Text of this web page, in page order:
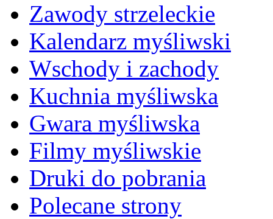
Zawody strzeleckie
Kalendarz myśliwski
Wschody i zachody
Kuchnia myśliwska
Gwara myśliwska
Filmy myśliwskie
Druki do pobrania
Polecane strony